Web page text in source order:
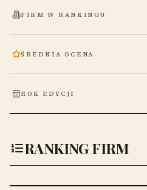
FIRM W RANKINGU
ŚREDNIA OCENA
ROK EDYCJI
RANKING FIRM